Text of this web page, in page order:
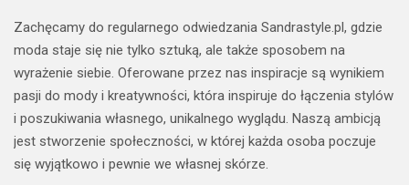
Zachęcamy do regularnego odwiedzania Sandrastyle.pl, gdzie
moda staje się nie tylko sztuką, ale także sposobem na
wyrażenie siebie. Oferowane przez nas inspiracje są wynikiem
pasji do mody i kreatywności, która inspiruje do łączenia stylów
i poszukiwania własnego, unikalnego wyglądu. Naszą ambicją
jest stworzenie społeczności, w której każda osoba poczuje
się wyjątkowo i pewnie we własnej skórze.